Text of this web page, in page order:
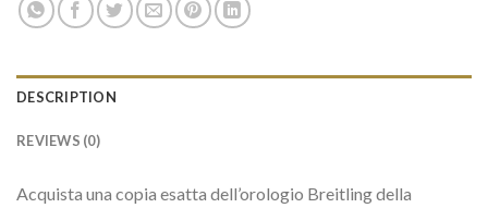
DESCRIPTION
REVIEWS (0)
Acquista una copia esatta dell’orologio Breitling della